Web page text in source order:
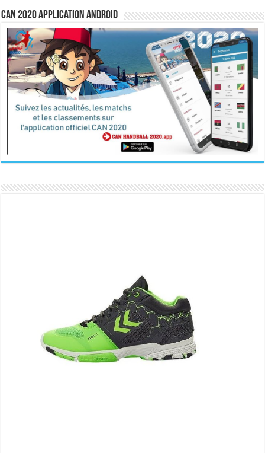
CAN 2020 Application Android